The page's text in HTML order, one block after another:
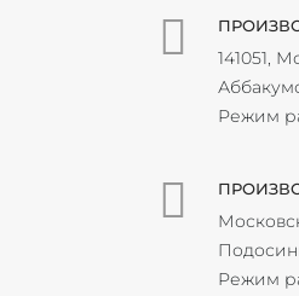
141051,
Режим
Режим